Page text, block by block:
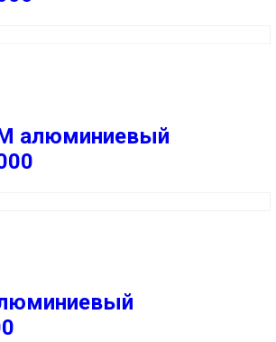
алюминиевый